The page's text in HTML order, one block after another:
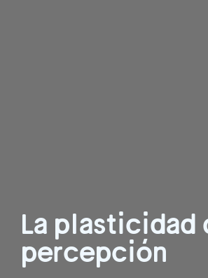
La plasticidad
percepción